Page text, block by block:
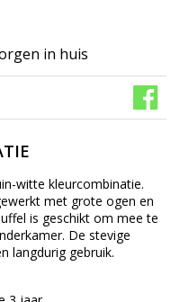
in huis
witte kleurcombinatie.
met grote ogen en
is geschikt om mee te
De stevige
langdurig gebruik.